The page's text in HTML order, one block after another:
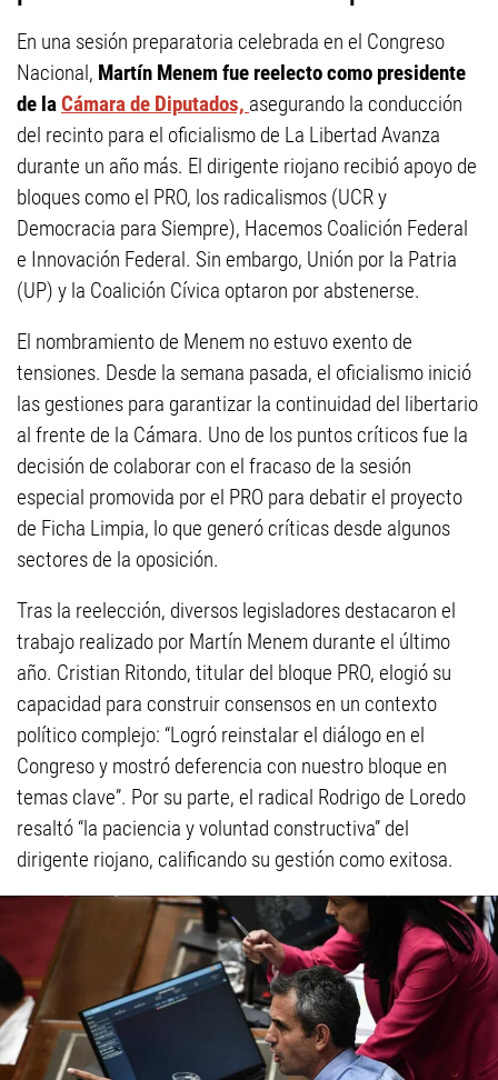
En una sesión preparatoria celebrada en el Congreso
Nacional, Martín Menem fue reelecto como presidente
de laCámara de Diputados, asegurando la conducción
del recinto para el oficialismo de La Libertad Avanza
durante un año más. El dirigente riojano recibió apoyo de
bloques como el PRO, los radicalismos (UCR y
Democracia para Siempre), Hacemos Coalición Federal
e Innovación Federal. Sin embargo, Unión por la Patria
(UP) y la Coalición Cívica optaron por abstenerse.
El nombramiento de Menem no estuvo exento de
tensiones. Desde la semana pasada, el oficialismo inició
las gestiones para garantizar la continuidad del libertario
al frente de la Cámara. Uno de los puntos críticos fue la
decisión de colaborar con el fracaso de la sesión
especial promovida por el PRO para debatir el proyecto
de Ficha Limpia, lo que generó críticas desde algunos
sectores de la oposición.
Tras la reelección, diversos legisladores destacaron el
trabajo realizado por Martín Menem durante el último
año. Cristian Ritondo, titular del bloque PRO, elogió su
capacidad para construir consensos en un contexto
político complejo: “Logró reinstalar el diálogo en el
Congreso y mostró deferencia con nuestro bloque en
temas clave”. Por su parte, el radical Rodrigo de Loredo
resaltó “la paciencia y voluntad constructiva” del
dirigente riojano, calificando su gestión como exitosa.